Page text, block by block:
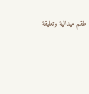
طقم ميدالية وتعليقة